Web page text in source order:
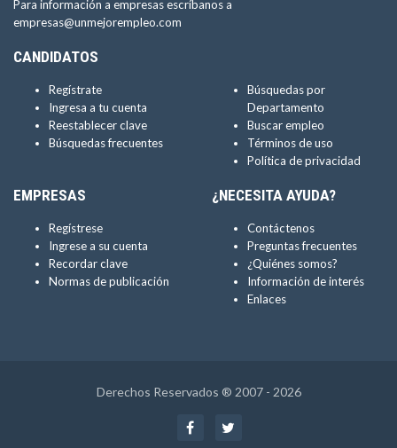
Para información a empresas escríbanos a
empresas@unmejorempleo.com
CANDIDATOS
Regístrate
Ingresa a tu cuenta
Reestablecer clave
Búsquedas frecuentes
Búsquedas por
Departamento
Buscar empleo
Términos de uso
Política de privacidad
EMPRESAS
Regístrese
Ingrese a su cuenta
Recordar clave
Normas de publicación
¿NECESITA AYUDA?
Contáctenos
Preguntas frecuentes
¿Quiénes somos?
Información de interés
Enlaces
Derechos Reservados ® 2007 - 2026
Facebook